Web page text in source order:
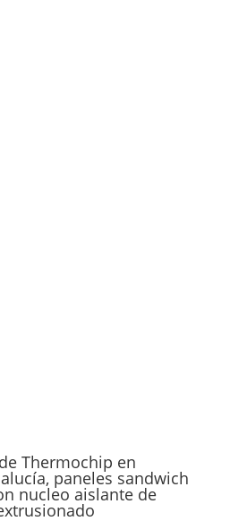
Thermochip en
paneles sandwich
nucleo aislante de